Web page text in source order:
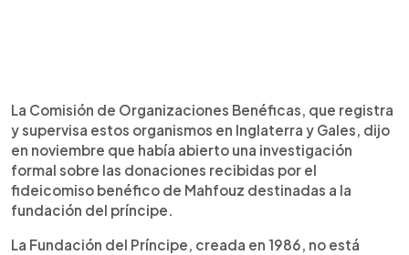
La Comisión de Organizaciones Benéficas, que registra
y supervisa estos organismos en Inglaterra y Gales, dijo
en noviembre que había abierto una investigación
formal sobre las donaciones recibidas por el
fideicomiso benéfico de Mahfouz destinadas a la
fundación del príncipe.
La Fundación del Príncipe, creada en 1986, no está